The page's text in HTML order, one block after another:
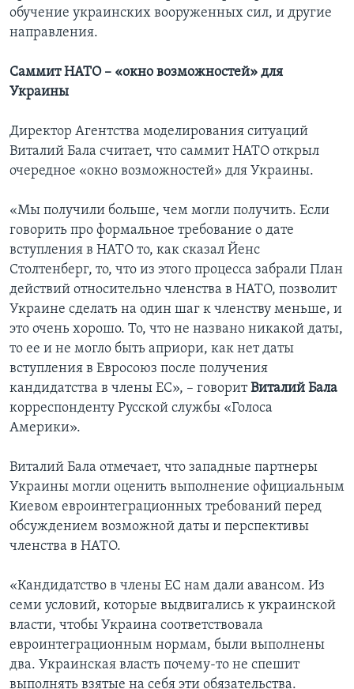
обучение украинских вооруженных сил, и другие
направления.
Саммит НАТО – «окно возможностей» для
Украины
Директор Агентства моделирования ситуаций
Виталий Бала считает, что саммит НАТО открыл
очередное «окно возможностей» для Украины.
«Мы получили больше, чем могли получить. Если
говорить про формальное требование о дате
вступления в НАТО то, как сказал Йенс
Столтенберг, то, что из этого процесса забрали План
действий относительно членства в НАТО, позволит
Украине сделать на один шаг к членству меньше, и
это очень хорошо. То, что не названо никакой даты,
то ее и не могло быть априори, как нет даты
вступления в Евросоюз после получения
кандидатства в члены ЕС», – говоритВиталий Бала
корреспонденту Русской службы «Голоса
Америки».
Виталий Бала отмечает, что западные партнеры
Украины могли оценить выполнение официальным
Киевом евроинтеграционных требований перед
обсуждением возможной даты и перспективы
членства в НАТО.
«Кандидатство в члены ЕС нам дали авансом. Из
семи условий, которые выдвигались к украинской
власти, чтобы Украина соответствовала
евроинтеграционным нормам, были выполнены
два. Украинская власть почему-то не спешит
выполнять взятые на себя эти обязательства.